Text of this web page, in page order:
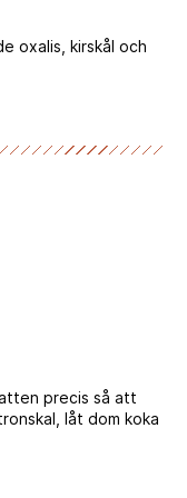
oxalis, kirskål och
precis så att
låt dom koka